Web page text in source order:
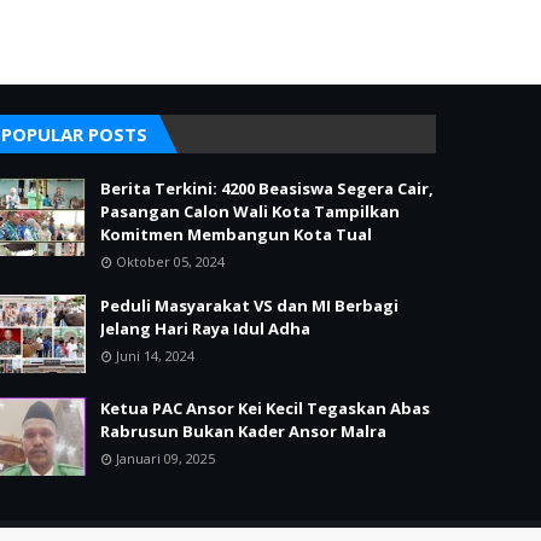
POPULAR POSTS
Berita Terkini: 4200 Beasiswa Segera Cair,
Pasangan Calon Wali Kota Tampilkan
Komitmen Membangun Kota Tual
Oktober 05, 2024
Peduli Masyarakat VS dan MI Berbagi
Jelang Hari Raya Idul Adha
Juni 14, 2024
Ketua PAC Ansor Kei Kecil Tegaskan Abas
Rabrusun Bukan Kader Ansor Malra
Januari 09, 2025